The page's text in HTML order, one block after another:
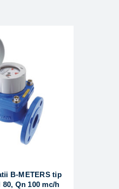
B-METERS tip
80, Qn 100 mc/h